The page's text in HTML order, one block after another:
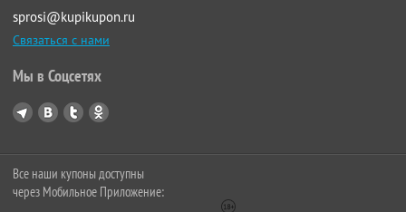
sprosi@kupikupon.ru
Связаться с нами
Мы в Соцсетях
Все наши купоны доступны
через Мобильное Приложение: